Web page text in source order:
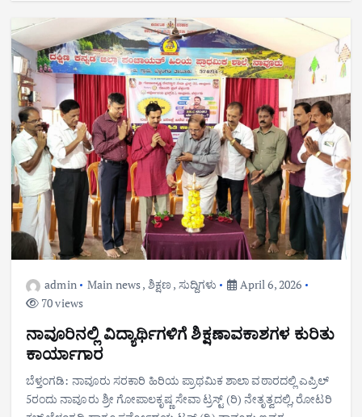
admin Main news, ಶಿಕ್ಷಣ , ಸುದ್ದಿಗಳು
April 6, 2026
70 views
ನಾವೂರಿನಲ್ಲಿ ವಿದ್ಯಾರ್ಥಿಗಳಿಗೆ ಶಿಕ್ಷಣಾವಕಾಶಗಳ ಕುರಿತು
ಕಾರ್ಯಾಗಾರ
ಬೆಳ್ತಂಗಡಿ: ನಾವೂರು ಸರಕಾರಿ ಹಿರಿಯ ಪ್ರಾಥಮಿಕ ಶಾಲಾ ವಠಾರದಲ್ಲಿ ಎಪ್ರಿಲ್
5ರಂದು ನಾವೂರು ಶ್ರೀ ಗೋಪಾಲಕೃಷ್ಣ ಸೇವಾ ಟ್ರಸ್ಟ್ (ರಿ) ನೇತೃತ್ವದಲ್ಲಿ, ರೋಟರಿ